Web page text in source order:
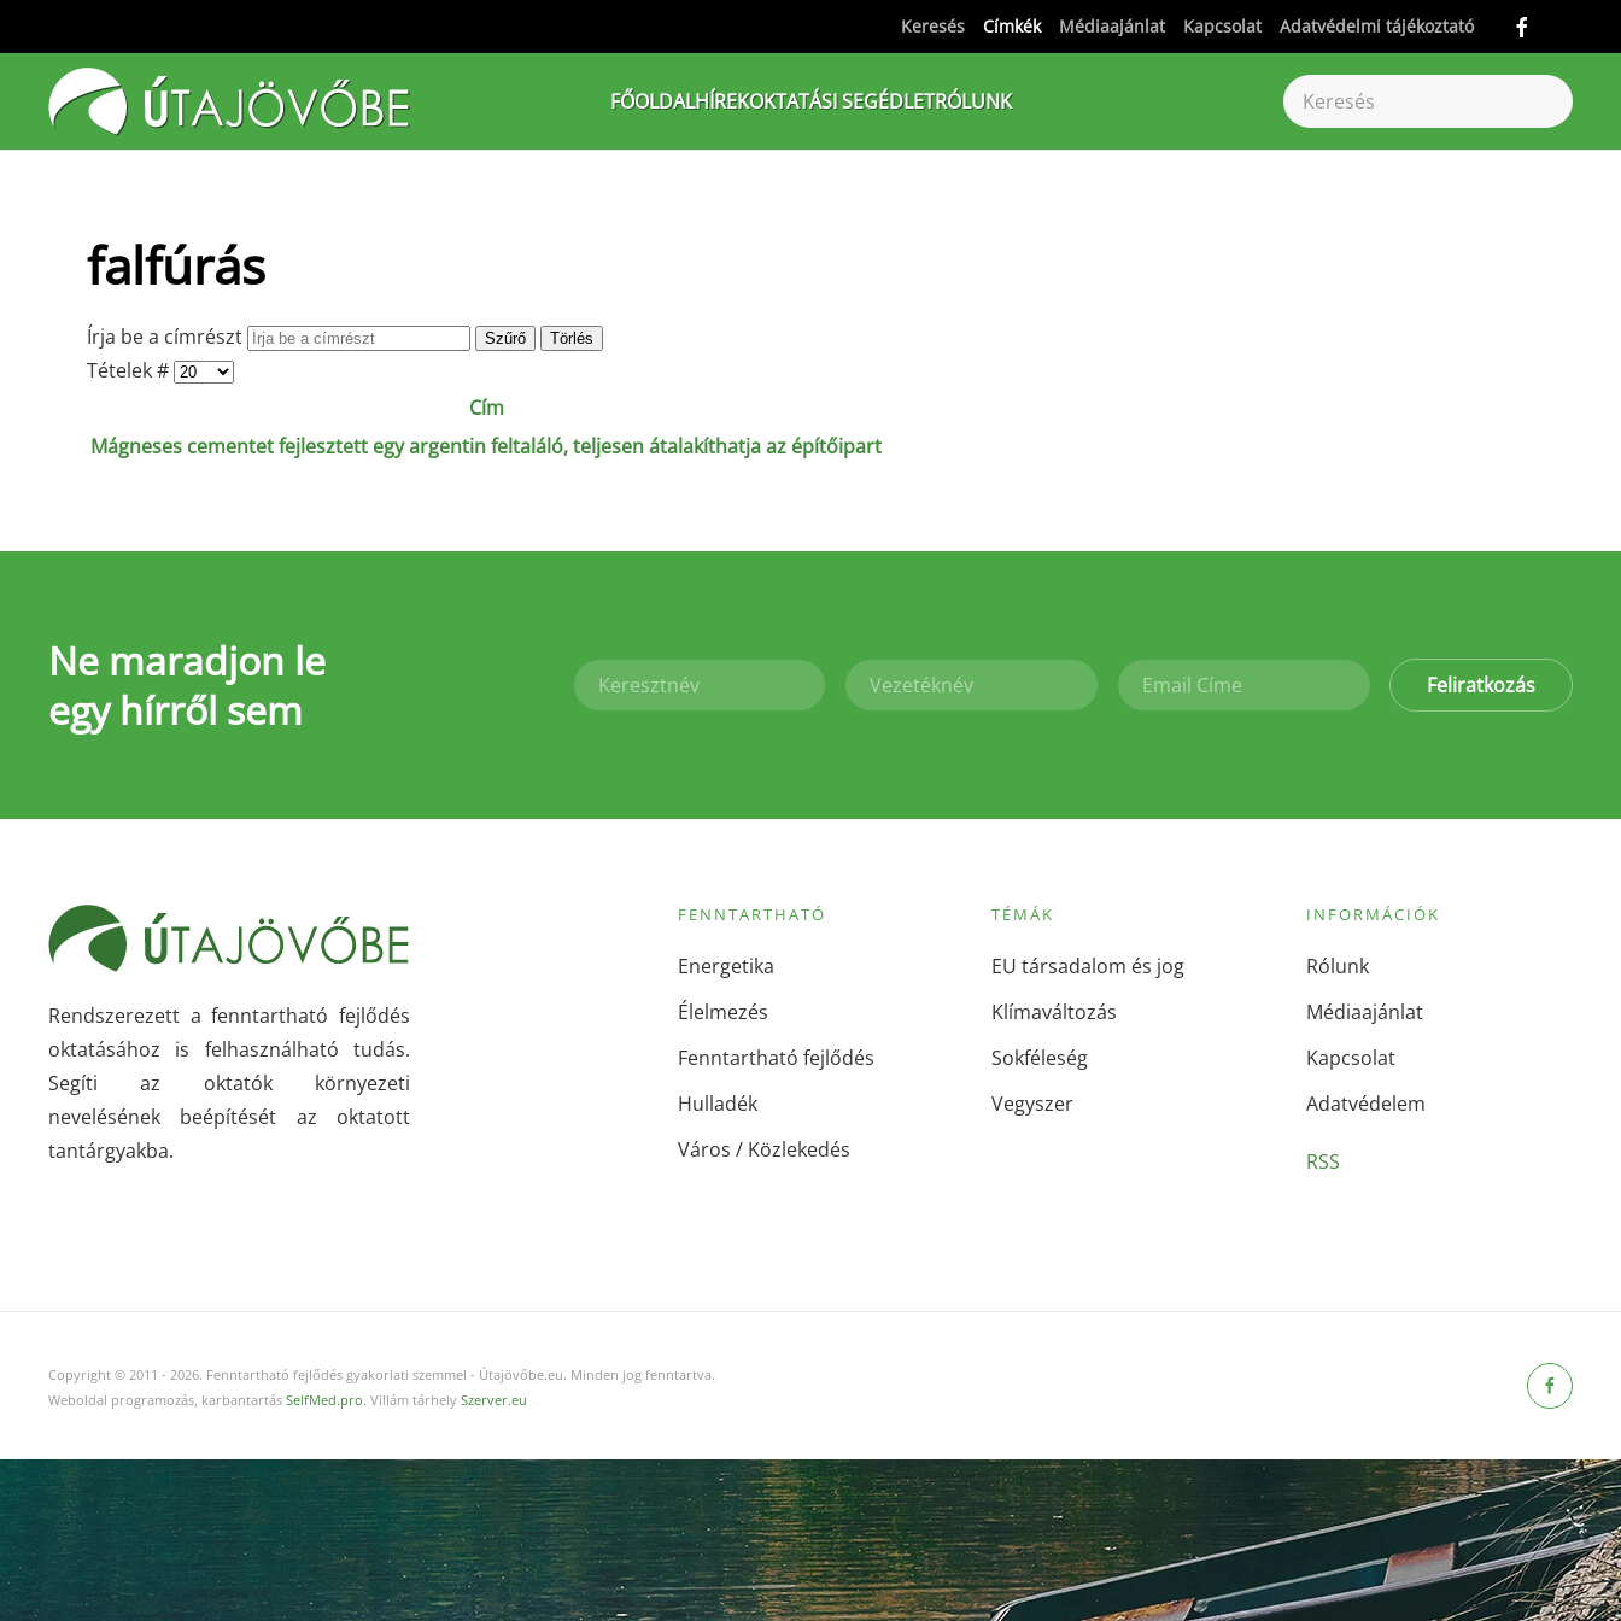
Fő tartalom átugrása
Keresés Címkék Médiaajánlat Kapcsolat Adatvédelmi tájékoztató
FŐOLDALHÍREKOKTATÁSI SEGÉDLETRÓLUNK
falfúrás
Írja be a címrészt Szűrő Törlés
Tételek #
Cím
Mágneses cementet fejlesztett egy argentin feltaláló, teljesen átalakíthatja az építőipart
Ne maradjon le
egy hírről sem
Feliratkozás
Rendszerezett a fenntartható fejlődés
oktatásához is felhasználható tudás.
Segíti az oktatók környezeti
nevelésének beépítését az oktatott
tantárgyakba.
FENNTARTHATÓ
Energetika
Élelmezés
Fenntartható fejlődés
Hulladék
Város / Közlekedés
TÉMÁK
EU társadalom és jog
Klímaváltozás
Sokféleség
Vegyszer
INFORMÁCIÓK
Rólunk
Médiaajánlat
Kapcsolat
Adatvédelem
RSS
Copyright © 2011 - 2026. Fenntartható fejlődés gyakorlati szemmel - Útajövőbe.eu. Minden jog fenntartva.
Weboldal programozás, karbantartás SelfMed.pro. Villám tárhely Szerver.eu